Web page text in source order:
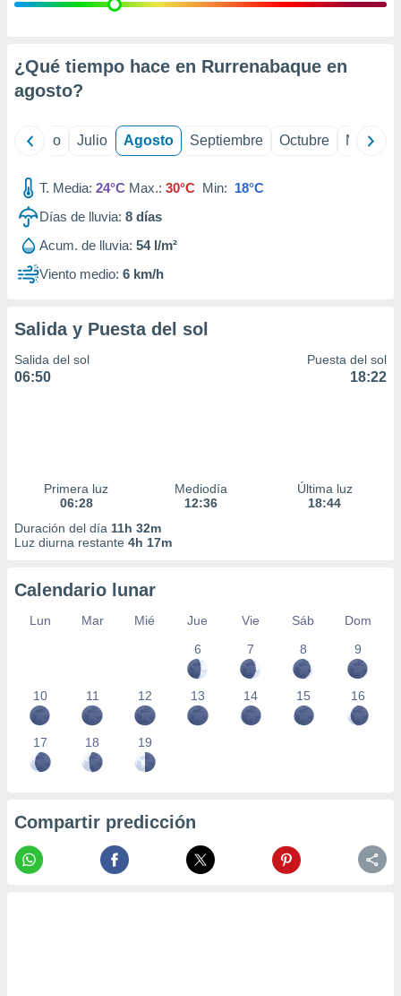
e
mediante
de
1199
¿Qué tiempo hace en Rurrenabaque en
agosto?
Junio Julio Agosto Septiembre Octubre
T. Media: 24°C Max.: 30°C Min: 18°C
Días de lluvia: 8 días
Acum. de lluvia: 54 l/m²
Viento medio: 6 km/h
Salida y Puesta del sol
Salida del sol
06:50
Puesta del sol
18:22
Primera luz
06:28
Mediodía
12:36
Última luz
18:44
Duración del día 11h 32m
Luz diurna restante 4h 17m
Calendario lunar
Lun Mar Mié Jue Vie Sáb
Dom
6
7 8 9
10 11 12 13 14 15 16
17 18 19
Compartir predicción